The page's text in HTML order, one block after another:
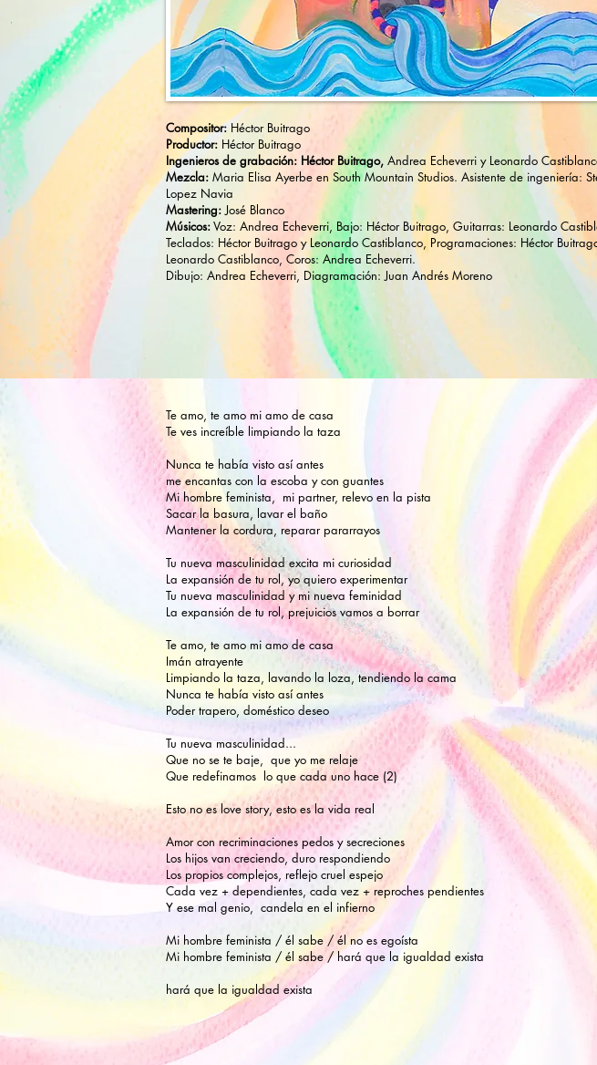
Compositor:Héctor Buitrago
Productor: Héctor Buitrago
Ingenieros de grabación: Héctor Buitrago, Andrea Echeverri y Leonardo
Mezcla: Maria Elisa Ayerbe en South Mountain Studios. Asistente de ingeniería:
Lopez Navia
Mastering:José Blanco
​Músicos:Voz: Andrea Echeverri, Bajo: Héctor Buitrago, Guitarras: Leonardo
Teclados: Héctor Buitrago y Leonardo Castiblanco, Programaciones: Héctor
Leonardo Castiblanco, Coros: Andrea Echeverri.
Dibujo: Andrea Echeverri, Diagramación: Juan Andrés Moreno
Te amo, te amo mi amo de casa
Te ves increíble limpiando la taza
Nunca te había visto así antes
me encantas con la escoba y con guantes
Mi hombre feminista, mi partner, relevo en la pista
Sacar la basura, lavar el baño
Mantener la cordura, reparar pararrayos
Tu nueva masculinidad excita mi curiosidad
La expansión de tu rol, yo quiero experimentar
Tu nueva masculinidad y mi nueva feminidad
La expansión de tu rol, prejuicios vamos a borrar
Te amo, te amo mi amo de casa
Imán atrayente
Limpiando la taza, lavando la loza, tendiendo la cama
Nunca te había visto así antes
Poder trapero, doméstico deseo
Tu nueva masculinidad...
Que no se te baje, que yo me relaje
Que redefinamos lo que cada uno hace (2)
Esto no es love story, esto es la vida real
Amor con recriminaciones pedos y secreciones
Los hijos van creciendo, duro respondiendo
Los propios complejos, reflejo cruel espejo
Cada vez + dependientes, cada vez + reproches pendientes
Y ese mal genio, candela en el infierno
Mi hombre feminista / él sabe / él no es egoísta
Mi hombre feminista / él sabe / hará que la igualdad exista
hará que la igualdad exista